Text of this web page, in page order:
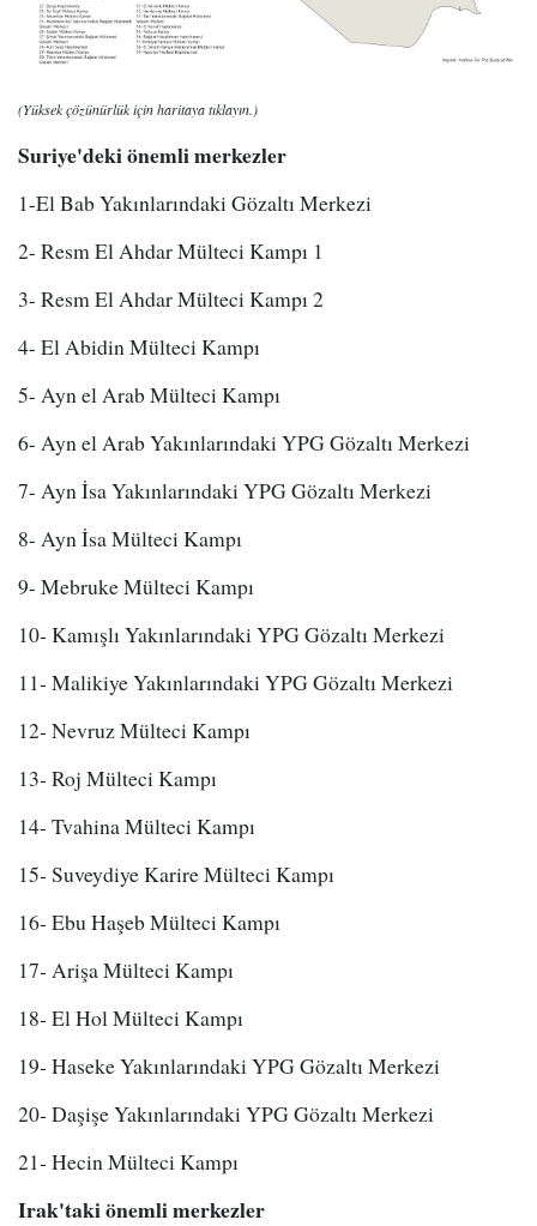
(Yüksek çözünürlük için haritaya tıklayın.)
Suriye'deki önemli merkezler
1-El Bab Yakınlarındaki Gözaltı Merkezi
2- Resm El Ahdar Mülteci Kampı 1
3- Resm El Ahdar Mülteci Kampı 2
4- El Abidin Mülteci Kampı
5- Ayn el Arab Mülteci Kampı
6- Ayn el Arab Yakınlarındaki YPG Gözaltı Merkezi
7- Ayn İsa Yakınlarındaki YPG Gözaltı Merkezi
8- Ayn İsa Mülteci Kampı
9- Mebruke Mülteci Kampı
10- Kamışlı Yakınlarındaki YPG Gözaltı Merkezi
11- Malikiye Yakınlarındaki YPG Gözaltı Merkezi
12- Nevruz Mülteci Kampı
13- Roj Mülteci Kampı
14- Tvahina Mülteci Kampı
15- Suveydiye Karire Mülteci Kampı
16- Ebu Haşeb Mülteci Kampı
17- Arişa Mülteci Kampı
18- El Hol Mülteci Kampı
19- Haseke Yakınlarındaki YPG Gözaltı Merkezi
20- Daşişe Yakınlarındaki YPG Gözaltı Merkezi
21- Hecin Mülteci Kampı
Irak'taki önemli merkezler